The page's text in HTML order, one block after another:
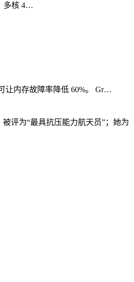
多核 4…
让内存故障率降低 60%。 Gr…
评为“最具抗压能力航天员”；她为